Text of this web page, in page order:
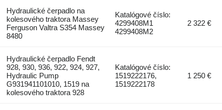
Hydraulické čerpadlo na
kolesového traktora Massey
Ferguson Valtra S354 Massey
8480
Katalógové číslo:
4299408M1
4299408M2
2 322 €
Hydraulické čerpadlo Fendt
928, 930, 936, 922, 924, 927,
Hydraulic Pump
G931941101010, 1519 na
kolesového traktora 928
Katalógové číslo:
1519222176,
1519222178
1 250 €